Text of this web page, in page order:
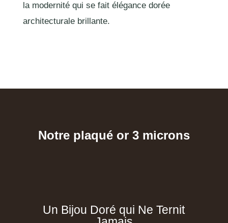
la modernité qui se fait élégance dorée
architecturale brillante.
Notre plaqué or 3 microns
Un Bijou Doré qui Ne Ternit